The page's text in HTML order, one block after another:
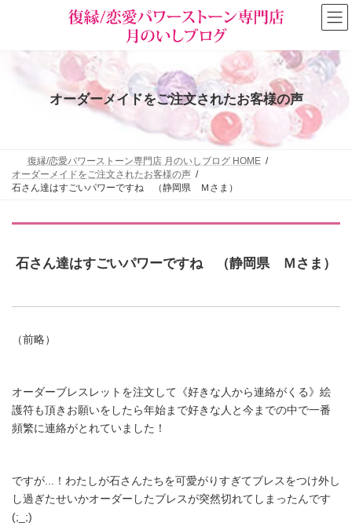
オーダーメイドをご注文されたお客様の声
復縁/恋愛パワーストーン専門店 月のいしブログ HOME
オーダーメイドをご注文されたお客様の声
石さん達はすごいパワーですね （静岡県 Ｍさま）
石さん達はすごいパワーですね （静岡県 Ｍさま）
（前略）
オーダーブレスレットを注文して《好きな人から連絡がくる》絵
護符も頂きお願いをしたら年始まで好きな人と今までの中で一番
頻繁に連絡がとれていました！
ですが...！わたしが石さんたちを可愛がりすぎてブレスをつけ外し
し過ぎたせいかオーダーしたブレスが突然切れてしまったんです
(;_;)